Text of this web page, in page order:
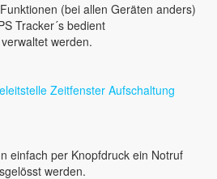
(bei allen Geräten anders)
Tracker´s bedient
werden.
einfach per Knopfdruck ein Notruf
werden.